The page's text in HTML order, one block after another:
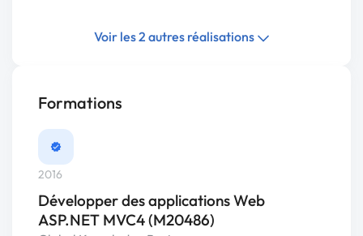
Voir les 2 autres réalisations
Formations
2016
Développer des applications Web
ASP.NET MVC4 (M20486)